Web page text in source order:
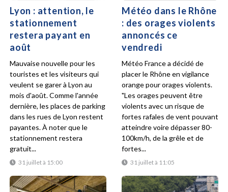
Lyon : attention, le
stationnement
restera payant en
août
31 juillet à 15:00
Mauvaise nouvelle pour les
touristes et les visiteurs qui
veulent se garer à Lyon au
mois d'août. Comme l'année
dernière, les places de parking
dans les rues de Lyon restent
payantes. À noter que le
stationnement restera
gratuit...
Météo dans le Rhône
: des orages violents
annoncés ce
vendredi
31 juillet à 11:05
Météo France a décidé de
placer le Rhône en vigilance
orange pour orages violents.
"Les orages peuvent être
violents avec un risque de
fortes rafales de vent pouvant
atteindre voire dépasser 80-
100km/h, de la grêle et de
fortes...